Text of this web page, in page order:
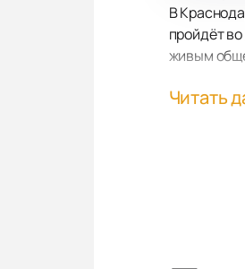
В
пройдёт
живым
В
номерами,
Читать